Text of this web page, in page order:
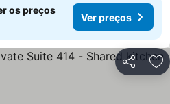
os preços
Ver preços
Partilhar